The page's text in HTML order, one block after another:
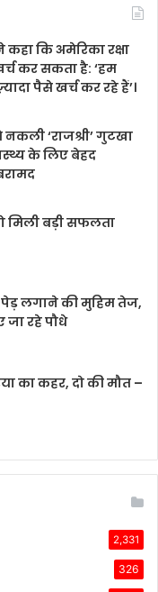
कि अमेरिका रक्षा
कर सकता है: ‘हम
पैसे खर्च कर रहे हैं’।
नकली ‘राजश्री’ गुटखा
के लिए बेहद
मिली बड़ी सफलता
पेड़ लगाने की मुहिम तेज,
जा रहे पौधे
का कहर, दो की मौत –
2,331
326